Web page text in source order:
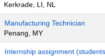
Kerkrade, LI, NL
Manufacturing Technician
Penang, MY
Internship assignment